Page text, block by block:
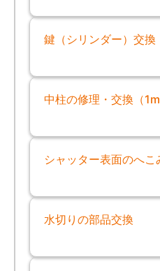
鍵（シリンダー）交換
中柱の修理・交換（1m
シャッター表面のへこ
水切りの部品交換